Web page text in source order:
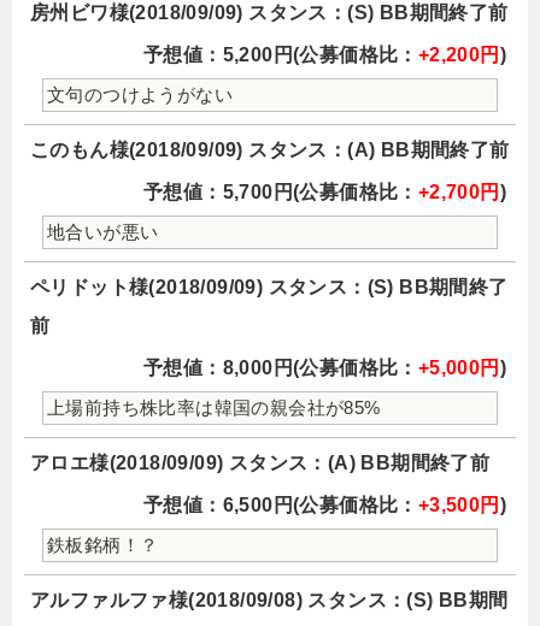
房州ビワ様(2018/09/09) スタンス：(S) BB期間終了前
予想値：5,200円(公募価格比： +2,200円 )
文句のつけようがない
このもん様(2018/09/09) スタンス：(A) BB期間終了前
予想値：5,700円(公募価格比： +2,700円 )
地合いが悪い
ペリドット様(2018/09/09) スタンス：(S) BB期間終了
前
予想値：8,000円(公募価格比： +5,000円 )
上場前持ち株比率は韓国の親会社が85%
アロエ様(2018/09/09) スタンス：(A) BB期間終了前
予想値：6,500円(公募価格比： +3,500円 )
鉄板銘柄！？
アルファルファ様(2018/09/08) スタンス：(S) BB期間